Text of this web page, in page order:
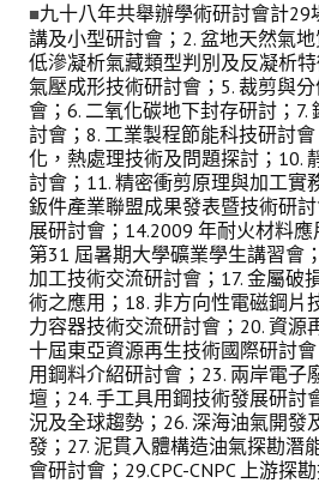
■九十八年共舉辦學術研討會計29
講及小型研討會；2. 盆地天然氣
低滲凝析氣藏類型判別及反凝析
氣壓成形技術研討會；5. 裁剪與
會；6. 二氧化碳地下封存研討；7.
討會；8. 工業製程節能科技研討
化，熱處理技術及問題探討；10.
討會；11. 精密衝剪原理與加工實
鈑件產業聯盟成果發表暨技術研
展研討會；14.2009 年耐火材料
第31 屆暑期大學礦業學生講習會
加工技術交流研討會；17. 金屬破
術之應用；18. 非方向性電磁鋼片
力容器技術交流研討會；20. 資源
十屆東亞資源再生技術國際研討
用鋼料介紹研討會；23. 兩岸電子
壇；24. 手工具用鋼技術發展研討
況及全球趨勢；26. 深海油氣開發
發；27. 泥貫入體構造油氣探勘潛
會研討會；29.CPC-CNPC 上游探